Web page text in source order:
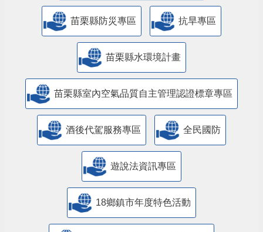
苗栗縣防災專區 抗旱專區
苗栗縣水環境計畫
苗栗縣室內空氣品質自主管理認證標章專區
酒後代駕服務專區 全民國防
遊說法資訊專區
18鄉鎮市年度特色活動